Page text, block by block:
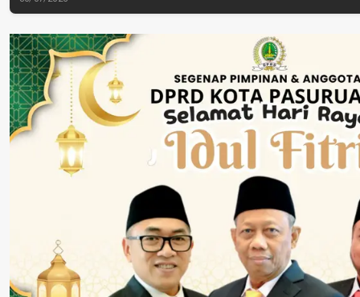
Perkuat Perang
Rokok Ilegal
Dinyatakan Tuntas
Tengah